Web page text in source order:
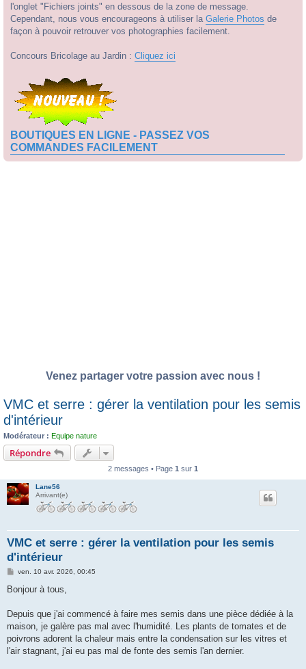
l'onglet "Fichiers joints" en dessous de la zone de message.
Cependant, nous vous encourageons à utiliser la Galerie Photos de
façon à pouvoir retrouver vos photographies facilement.
Concours Bricolage au Jardin : Cliquez ici
BOUTIQUES EN LIGNE - PASSEZ VOS
COMMANDES FACILEMENT
Venez partager votre passion avec nous !
VMC et serre : gérer la ventilation pour les semis
d'intérieur
Modérateur : Equipe nature
Répondre
2 messages • Page 1 sur 1
Lane56
Arrivant(e)
VMC et serre : gérer la ventilation pour les semis
d'intérieur
M
s
g
e
ven. 10 avr. 2026, 00:45
Bonjour à tous,
Depuis que j'ai commencé à faire mes semis dans une pièce dédiée à la
maison, je galère pas mal avec l'humidité. Les plants de tomates et de
poivrons adorent la chaleur mais entre la condensation sur les vitres et
l'air stagnant, j'ai eu pas mal de fonte des semis l'an dernier.